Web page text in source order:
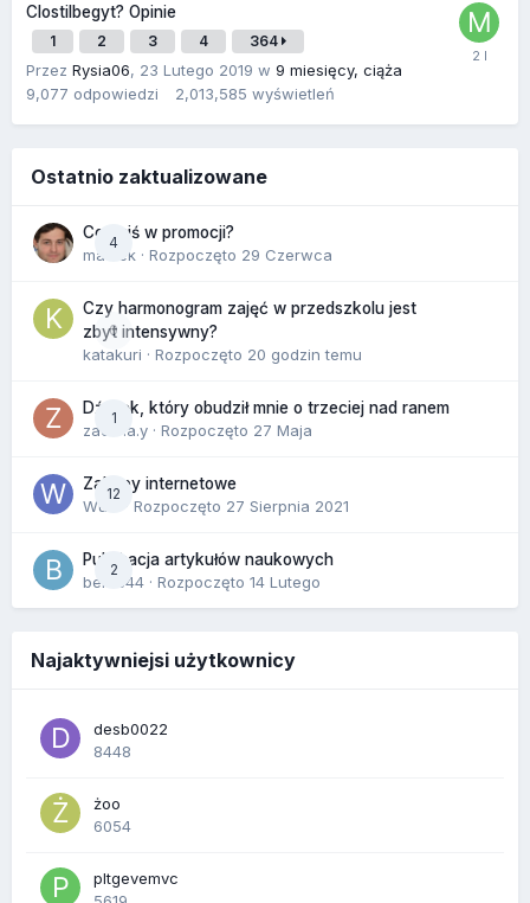
Clostilbegyt? Opinie
1 2 3 4 364
Przez Rysia06, 23 Lutego 2019 w 9 miesięcy, ciąża
9,077 odpowiedzi 2,013,585 wyświetleń
Ostatnio zaktualizowane
4
Co dziś w promocji?
maciek · Rozpoczęto 29 Czerwca
0
Czy harmonogram zajęć w przedszkolu jest
zbyt intensywny?
katakuri · Rozpoczęto 20 godzin temu
1
Dźwięk, który obudził mnie o trzeciej nad ranem
zackr.a.y · Rozpoczęto 27 Maja
12
Zakupy internetowe
Wula
· Rozpoczęto 27 Sierpnia 2021
2
Publikacja artykułów naukowych
berus44 · Rozpoczęto 14 Lutego
Najaktywniejsi użytkownicy
desb0022
8448
żoo
6054
pltgevemvc